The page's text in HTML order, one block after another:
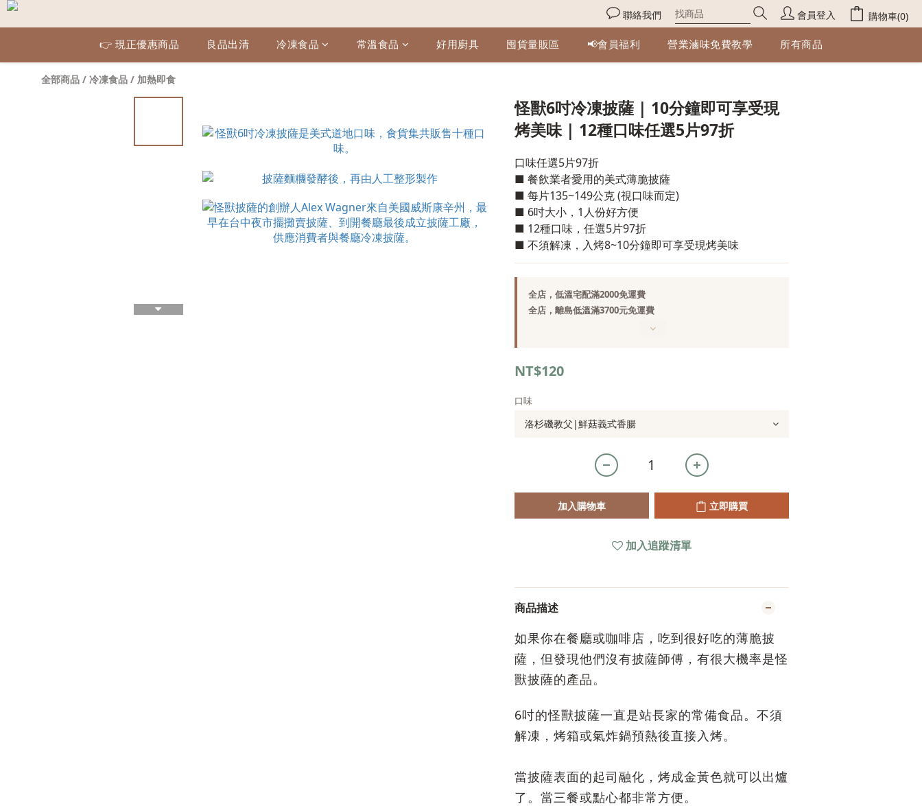
聯絡我們 會員登入 購物車(0)
👉 現正優惠商品 良品出清 冷凍食品 常溫食品 好用廚具 囤貨量販區 📢會員福利 營業滷味免費教學 所有商品
全部商品 / 冷凍食品 / 加熱即食
怪獸6吋冷凍披薩 | 10分鐘即可享受現
烤美味 | 12種口味任選5片97折
口味任選5片97折
■ 餐飲業者愛用的美式薄脆披薩
■ 每片135~149公克 (視口味而定)
■ 6吋大小，1人份好方便
■ 12種口味，任選5片97折
■ 不須解凍，入烤8~10分鐘即可享受現烤美味
全店，低溫宅配滿2000免運費
全店，離島低溫滿3700元免運費
NT$120
口味
加入購物車 立即購買
加入追蹤清單
商品描述
如果你在餐廳或咖啡店，吃到很好吃的薄脆披
薩，但發現他們沒有披薩師傅，有很大機率是怪
獸披薩的產品。
6吋的怪獸披薩一直是站長家的常備食品。不須
解凍，烤箱或氣炸鍋預熱後直接入烤。
當披薩表面的起司融化，烤成金黃色就可以出爐
了。當三餐或點心都非常方便。